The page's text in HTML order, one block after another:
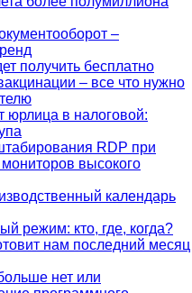
–
получить бесплатно
– все что нужно
юрлица в налоговой:
RDP при
высокого
календарь
режим: кто, где, когда?
нам последний месяц
нет или